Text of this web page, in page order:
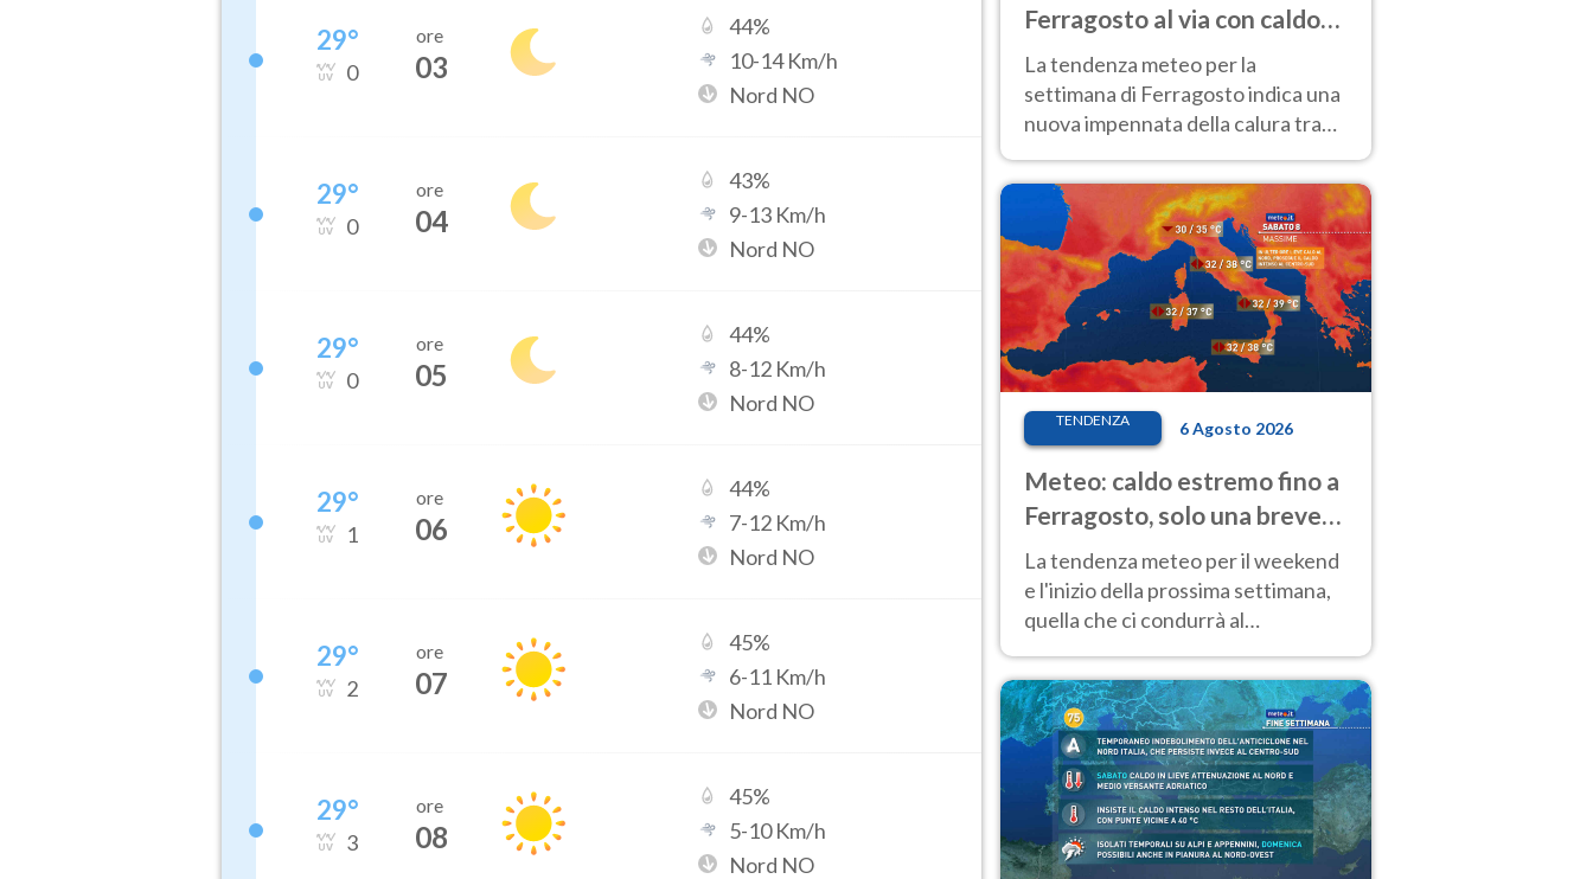
29°
0
ore
03
44%
10-14Km/h
Nord NO
29°
0
ore
04
43%
9-13 Km/h
Nord NO
29°
0
ore
05
44%
8-12 Km/h
Nord NO
29°
1
ore
06
44%
7-12 Km/h
Nord NO
29°
2
ore
07
45%
6-11 Km/h
Nord NO
29°
3
ore
08
45%
5-10Km/h
Nord NO
Ferragosto al via con caldo
intenso e qualche temporale
La tendenza meteo per la
settimana di Ferragosto indica una
nuova impennata della calura tra
anche al Nord.
TENDENZA 6 Agosto 2026
Meteo: caldo estremo fino a
Ferragosto, solo una breve
pausa. Ecco dove
La tendenza meteo per il weekend
e l'inizio della prossima settimana,
quella che ci condurrà al
temperature molto elevate